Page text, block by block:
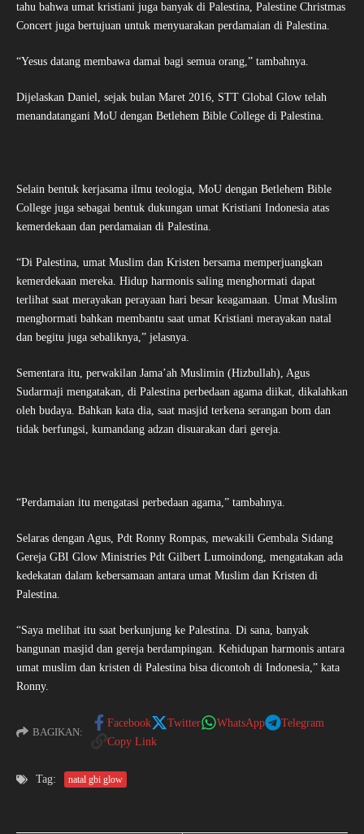
tahu bahwa umat kristiani juga banyak di Palestina, Palestine Christmas
Concert juga bertujuan untuk menyuarakan perdamaian di Palestina.
“Yesus datang membawa damai bagi semua orang,” tambahnya.
Dijelaskan Daniel, sejak bulan Maret 2016, STT Global Glow telah
menandatangani MoU dengan Betlehem Bible College di Palestina.
Selain bentuk kerjasama ilmu teologia, MoU dengan Betlehem Bible
College juga sebagai bentuk dukungan umat Kristiani Indonesia atas
kemerdekaan dan perdamaian di Palestina.
“Di Palestina, umat Muslim dan Kristen bersama memperjuangkan
kemerdekaan mereka. Hidup harmonis saling menghormati dapat
terlihat saat merayakan perayaan hari besar keagamaan. Umat Muslim
menghormati bahkan membantu saat umat Kristiani merayakan natal
dan begitu juga sebaliknya,” jelasnya.
Sementara itu, perwakilan Jama’ah Muslimin (Hizbullah), Agus
Sudarmaji mengatakan, di Palestina perbedaan agama diikat, dikalahkan
oleh budaya. Bahkan kata dia, saat masjid terkena serangan bom dan
tidak berfungsi, kumandang adzan disuarakan dari gereja.
“Perdamaian itu mengatasi perbedaan agama,” tambahnya.
Selaras dengan Agus, Pdt Ronny Rompas, mewakili Gembala Sidang
Gereja GBI Glow Ministries Pdt Gilbert Lumoindong, mengatakan ada
kedekatan dalam kebersamaan antara umat Muslim dan Kristen di
Palestina.
“Saya melihat itu saat berkunjung ke Palestina. Di sana, banyak
bangunan masjid dan gereja berdampingan. Kehidupan harmonis antara
umat muslim dan kristen di Palestina bisa dicontoh di Indonesia,” kata
Ronny.
BAGIKAN:
Facebook Twitter WhatsApp
Telegram
Copy Link
Tag: natal gbi glow